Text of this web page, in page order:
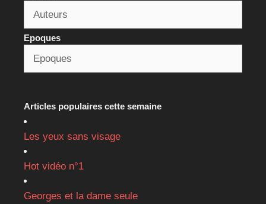
Epoques
Articles populaires cette semaine
Les yeux sans visage
Hot vidéo n°1
Georges et la dame seule